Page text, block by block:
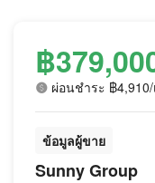
฿
ผ่อนชำระ ฿
ข้อมูลผู้ขาย
Sunny Group